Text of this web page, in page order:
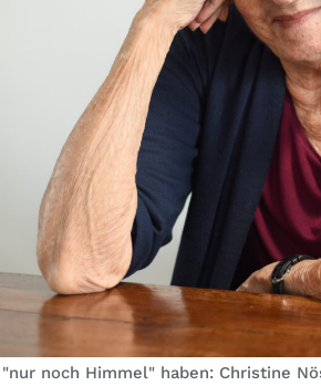
noch Himmel" haben: Christine